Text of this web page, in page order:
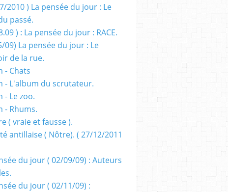
2010 ) La pensée du jour : Le
passé.
) : La pensée du jour : RACE.
09) La pensée du jour : Le
de la rue.
- Chats
- L'album du scrutateur.
- Le zoo.
- Rhums.
( vraie et fausse ).
antillaise ( Nôtre). ( 27/12/2011
du jour ( 02/09/09) : Auteurs
du jour ( 02/11/09) :